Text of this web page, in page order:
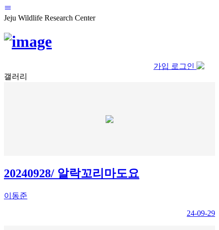
Jeju Wildlife Research Center
가입 로그인
갤러리
20240928/ 알락꼬리마도요
이동준
24-09-29